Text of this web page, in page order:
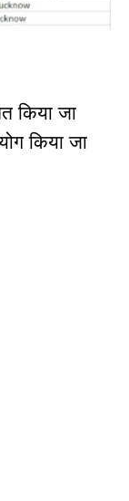
किया जा
किया जा